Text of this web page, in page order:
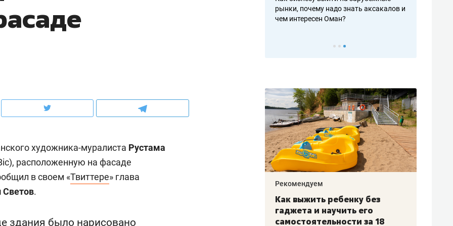
художника-муралиста Рустама
расположенную на фасаде
в своем «Твиттере» глава
Светов.
здания было нарисовано
и
клиентах и чудных запросах мастеров
рынки, почему надо знать аксакалов и
чем интересен Оман?
не считает
с мебелью за 2 миллиона –
Рекомендуем
Как выжить ребенку без
гаджета и научить его
самостоятельности за 18